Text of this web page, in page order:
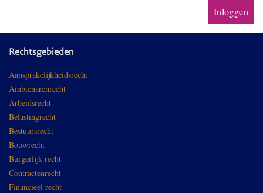
Rechtsgebieden
Aansprakelijkheidsrecht
Ambtenarenrecht
Arbeidsrecht
Belastingrecht
Bestuursrecht
Bouwrecht
Burgerlijk recht
Contractenrecht
Financieel recht